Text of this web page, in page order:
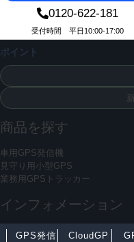
0120-622-181
受付時間 平日10:00-17:00
ポイント
商品を探す
車用GPS発信機
見守り用小型GPS
業務用GPSトラッカー
インフォメーション
GPS発信
CloudGP